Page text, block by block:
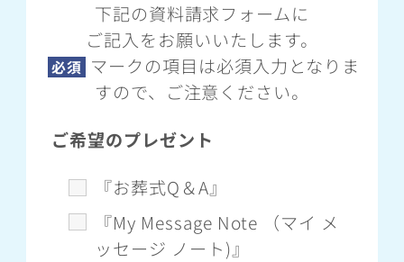
下記の資料請求フォームに
ご記入をお願いいたします。
必須 マークの項目は必須入力となりま
すので、ご注意ください。
ご希望のプレゼント
『お葬式Q＆A』
『My Message Note （マイ メ
ッセージ ノート)』